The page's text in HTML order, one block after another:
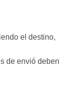
el destino,
de envió deben